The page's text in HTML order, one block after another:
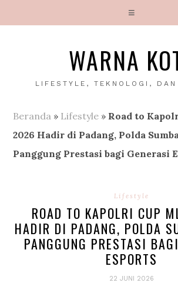
WARNA
LIFESTYLE, TEKNOLOGI, DAN
Beranda » Lifestyle » Road to
2026 Hadir di Padang, Polda
Panggung Prestasi bagi Generasi
Lifestyle
ROAD TO KAPOLRI CUP
HADIR DI PADANG, POLDA
PANGGUNG PRESTASI
ESPORTS
22 JUNI 2026